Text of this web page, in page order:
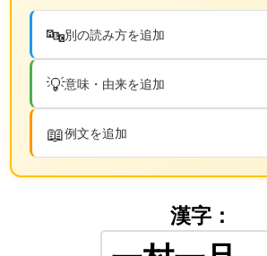
🔤別の読み方を追加
💡意味・由来を追加
📖例文を追加
漢字：